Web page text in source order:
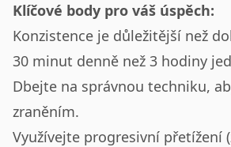
Klíčové body pro váš úspěch:
Konzistence je důležitější než
30 minut denně než 3 hodiny
Dbejte na správnou techniku,
zraněním.
Využívejte progresivní přetížení